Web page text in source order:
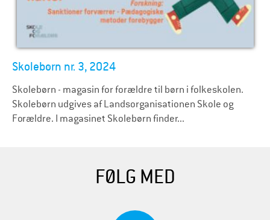
Skolebørn nr. 3, 2024
Skolebørn - magasin for forældre til børn i folkeskolen.
Skolebørn udgives af Landsorganisationen Skole og
Forældre. I magasinet Skolebørn finder...
FØLG MED